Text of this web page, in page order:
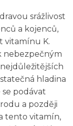
srážlivost
a kojenců,
vitamínu K.
nebezpečným
hladina
podávat
a později
tento vitamín,